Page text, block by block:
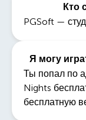
Кто
PGSoft —
Я могу
Ты попал по
Nights
бесплатную